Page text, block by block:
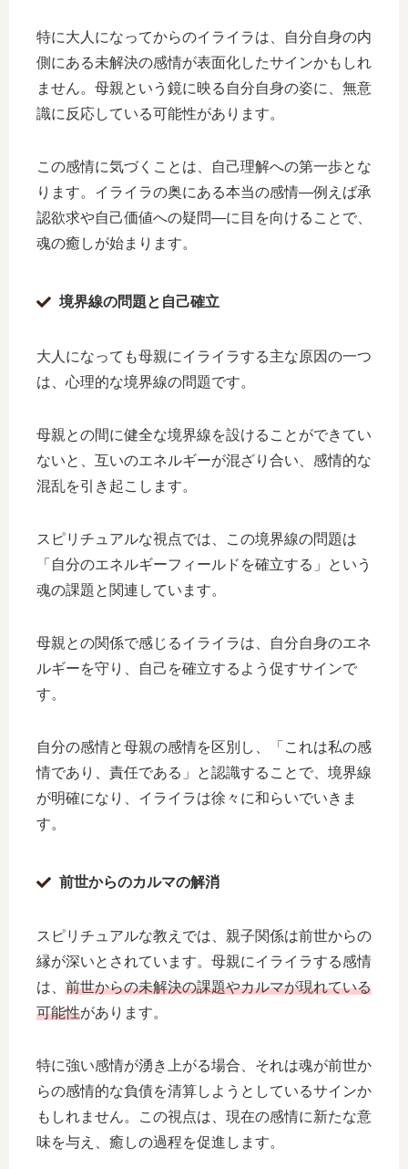
特に大人になってからのイライラは、自分自身の内
側にある未解決の感情が表面化したサインかもしれ
ません。母親という鏡に映る自分自身の姿に、無意
識に反応している可能性があります。
この感情に気づくことは、自己理解への第一歩とな
ります。イライラの奥にある本当の感情—例えば承
認欲求や自己価値への疑問—に目を向けることで、
魂の癒しが始まります。
境界線の問題と自己確立
大人になっても母親にイライラする主な原因の一つ
は、心理的な境界線の問題です。
母親との間に健全な境界線を設けることができてい
ないと、互いのエネルギーが混ざり合い、感情的な
混乱を引き起こします。
スピリチュアルな視点では、この境界線の問題は
「自分のエネルギーフィールドを確立する」という
魂の課題と関連しています。
母親との関係で感じるイライラは、自分自身のエネ
ルギーを守り、自己を確立するよう促すサインで
す。
自分の感情と母親の感情を区別し、「これは私の感
情であり、責任である」と認識することで、境界線
が明確になり、イライラは徐々に和らいでいきま
す。
前世からのカルマの解消
スピリチュアルな教えでは、親子関係は前世からの
縁が深いとされています。母親にイライラする感情
は、 前世からの未解決の課題やカルマが現れている
可能性があります。
特に強い感情が湧き上がる場合、それは魂が前世か
らの感情的な負債を清算しようとしているサインか
もしれません。この視点は、現在の感情に新たな意
味を与え、癒しの過程を促進します。